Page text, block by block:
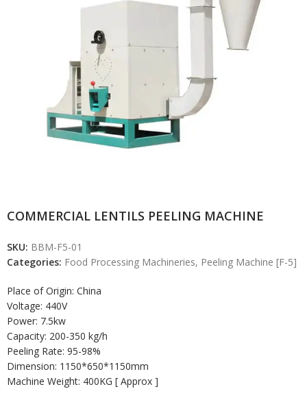
COMMERCIAL LENTILS PEELING MACHINE
SKU: BBM-F5-01
Categories: Food Processing Machineries, Peeling Machine [F-5]
Place of Origin: China
Voltage: 440V
Power: 7.5kw
Capacity: 200-350 kg/h
Peeling Rate: 95-98%
Dimension: 1150*650*1150mm
Machine Weight: 400KG [ Approx ]